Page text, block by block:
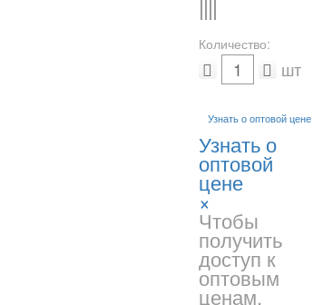
Количество:
шт
Узнать о оптовой цене
Узнать о
оптовой
цене
×
Чтобы
получить
доступ к
оптовым
ценам,